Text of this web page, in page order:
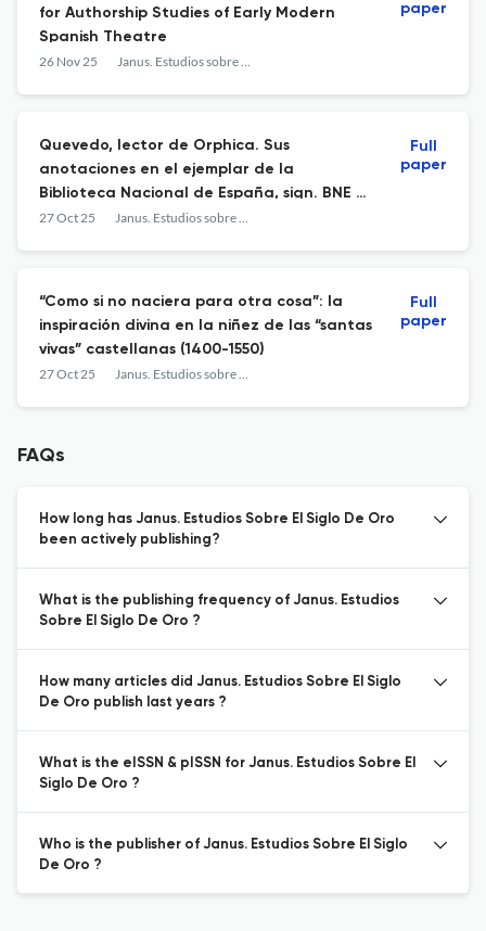
for Authorship Studies of Early Modern
Spanish Theatre
26 Nov 25 Janus. Estudios sobre el Siglo de Oro
paper
Quevedo, lector de Orphica. Sus
anotaciones en el ejemplar de la
Biblioteca Nacional de España, sign. BNE 3-
76875
27 Oct 25 Janus. Estudios sobre el Siglo de Oro
Full
paper
“Como si no naciera para otra cosa”: la
inspiración divina en la niñez de las “santas
vivas” castellanas (1400-1550)
27 Oct 25 Janus. Estudios sobre el Siglo de Oro
Full
paper
FAQs
How long has Janus. Estudios Sobre El Siglo De Oro
been actively publishing?
What is the publishing frequency of Janus. Estudios
Sobre El Siglo De Oro ?
How many articles did Janus. Estudios Sobre El Siglo
De Oro publish last years ?
What is the eISSN & pISSN for Janus. Estudios Sobre El
Siglo De Oro ?
Who is the publisher of Janus. Estudios Sobre El Siglo
De Oro ?